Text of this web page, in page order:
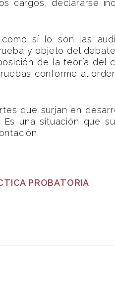
cargos, declararse
sí lo son las
y objeto del
de la teoría del
conforme al
que surjan en
una situación que
PROBATORIA